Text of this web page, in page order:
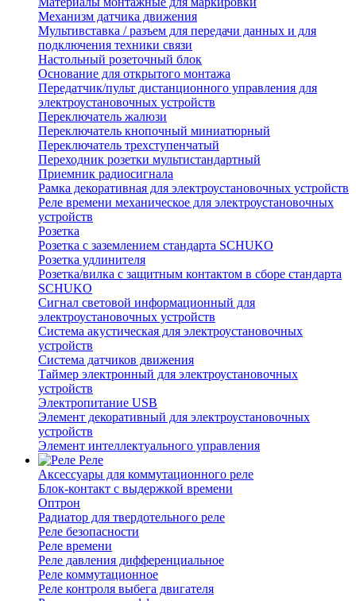
Механизм датчика движения
Мультивставка / разъем для передачи данных и для
подключения техники связи
Настольный розеточный блок
Основание для открытого монтажа
Передатчик/пульт дистанционного управления для
электроустановочных устройств
Переключатель жалюзи
Переключатель кнопочный миниатюрный
Переключатель трехступенчатый
Переходник розетки мультистандартный
Приемник радиосигнала
Рамка декоративная для электроустановочных устройств
Реле времени механическое для электроустановочных
устройств
Розетка
Розетка с заземлением стандарта SCHUKO
Розетка удлинителя
Розетка/вилка с защитным контактом в сборе стандарта
SCHUKO
Сигнал световой информационный для
электроустановочных устройств
Система акустическая для электроустановочных
устройств
Система датчиков движения
Таймер электронный для электроустановочных
устройств
Электропитание USB
Элемент декоративный для электроустановочных
устройств
Элемент интеллектуального управления
Реле
Аксессуары для коммутационного реле
Блок-контакт с выдержкой времени
Оптрон
Радиатор для твердотельного реле
Реле безопасности
Реле времени
Реле давления дифференциальное
Реле коммутационное
Реле контроля выбега двигателя